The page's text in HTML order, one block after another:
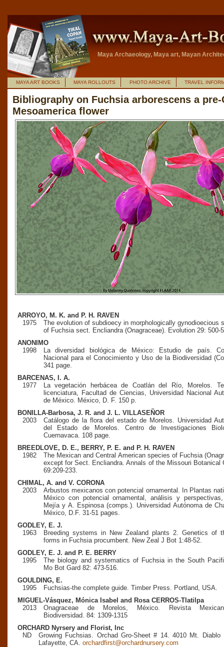
Maya Archaeology, Maya art, Mayan
MAYA ART BOOKS MAYA ROLLOUTS PHOTO ARCHIVE TRAVEL
Bibliography on Fuchsia arborescens a
Mesoamerica flower
ARROYO, M. K. and P. H. RAVEN
1975
The evolution of subdioecy in morphologically gynodioecious
of Fuchsia sect. Encliandra (Onagraceae). Evolution 29: 500-
ANONIMO
1998
La diversidad biológica de México: Estudio de país.
Nacional para el Conocimiento y Uso de la Biodiversidad
341 page.
BARCENAS, I. A.
1977
La vegetación herbácea de Coatlán del Río, Morelos.
licenciatura, Facultad de Ciencias, Universidad Nacional
de México. México, D. F. 150 p.
BONILLA-Barbosa, J. R. and J. L. VILLASEÑOR
2003
Catálogo de la flora del estado de Morelos. Universidad
del Estado de Morelos. Centro de Investigaciones
Cuernavaca. 108 page.
BREEDLOVE, D. E., BERRY, P. E. and P. H. RAVEN
1982
The Mexican and Central American species of Fuchsia
except for Sect. Encliandra. Annals of the Missouri Botanical
69:209-233.
CHIMAL, A. and V. CORONA
2003
Arbustos mexicanos con potencial ornamental. In Plantas
México con potencial ornamental, análisis y
Mejía y A. Espinosa (comps.). Universidad Autónoma de
México, D.F. 31-51 pages.
GODLEY, E. J.
1963
Breeding systems in New Zealand plants 2. Genetics of
forms in Fuchsia procumbent. New Zeal J Bot 1:48-52.
GODLEY, E. J. and P. E. BERRY
1995
The biology and systematics of Fuchsia in the South
Mo Bot Gard 82: 473-516.
GOULDING, E.
1995
Fuchsias-the complete guide. Timber Press. Portland, USA.
MIGUEL-Vásquez, Mónica Isabel and Rosa CERROS-Tlatilpa
2013
Onagraceae de Morelos, México. Revista
Biodiversidad. 84: 1309-1315
ORCHARD Nyrsery and Florist, Inc
ND
Growing Fuchsias. Orchad Gro-Sheet # 14. 4010 Mt. Diablo
Lafayette, CA. orchardfirst@orchardnursery.com